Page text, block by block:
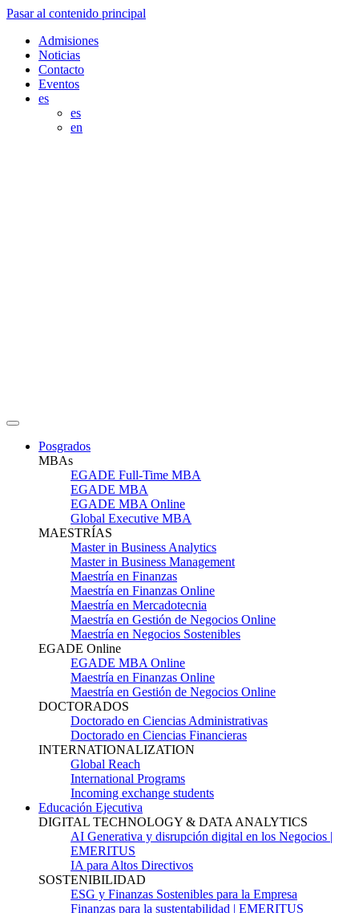
Pasar al contenido principal
Admisiones
Noticias
Contacto
Eventos
es
es
en
Posgrados
MBAs
EGADE Full-Time MBA
EGADE MBA
EGADE MBA Online
Global Executive MBA
MAESTRÍAS
Master in Business Analytics
Master in Business Management
Maestría en Finanzas
Maestría en Finanzas Online
Maestría en Mercadotecnia
Maestría en Gestión de Negocios Online
Maestría en Negocios Sostenibles
EGADE Online
EGADE MBA Online
Maestría en Finanzas Online
Maestría en Gestión de Negocios Online
DOCTORADOS
Doctorado en Ciencias Administrativas
Doctorado en Ciencias Financieras
INTERNATIONALIZATION
Global Reach
International Programs
Incoming exchange students
Educación Ejecutiva
DIGITAL TECHNOLOGY & DATA ANALYTICS
AI Generativa y disrupción digital en los Negocios |
EMERITUS
IA para Altos Directivos
SOSTENIBILIDAD
ESG y Finanzas Sostenibles para la Empresa
Finanzas para la sustentabilidad | EMERITUS